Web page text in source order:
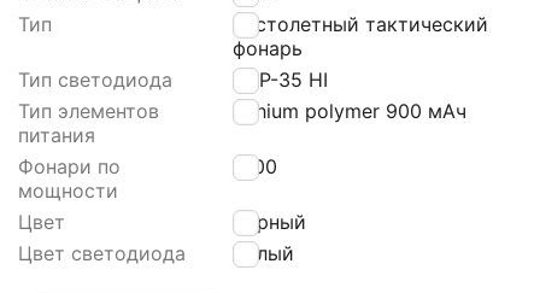
Тип
пистолетный тактический
фонарь
Тип светодиода
XHP-35 HI
Тип элементов
питания
Lithium polymer 900 мАч
Фонари по
мощности
1500
Цвет
Чёрный
Цвет светодиода
Белый